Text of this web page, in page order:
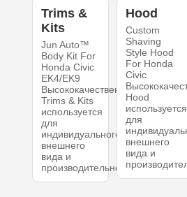
Trims &
Kits
Jun Auto™
Body Kit For
Honda Civic
EK4/EK9
Высококачественный
Trims & Kits
используется
для
индивидуального
внешнего
вида и
производительности.
Hood
Custom
Shaving
Style Hood
For Honda
Civic
Hood
используется
для
внешнего
вида и